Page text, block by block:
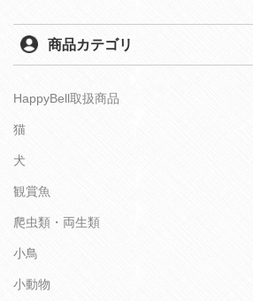
商品カテゴリ
HappyBell取扱商品
猫
犬
観賞魚
爬虫類・両生類
小鳥
小動物